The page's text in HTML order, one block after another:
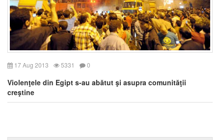
17 Aug 2013 5331 0
Violenţele din Egipt s-au abătut şi asupra comunităţii
creştine